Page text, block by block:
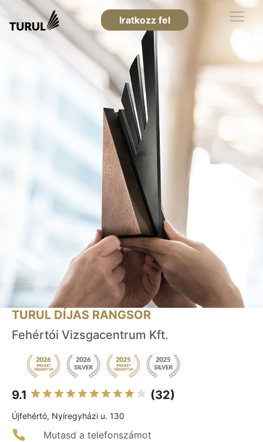
Iratkozz fel
TURUL DÍJAS RANGSOR
Fehértói Vizsgacentrum Kft.
9.1 (32)
Újfehértó, Nyíregyházi u. 130
Mutasd a telefonszámot